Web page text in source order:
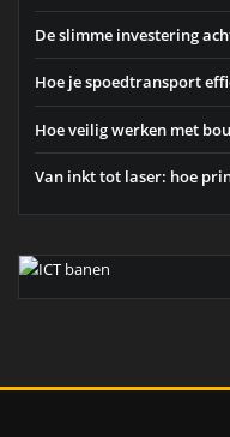
De slimme investering
Hoe je spoedtransport
Hoe veilig werken met
Van inkt tot laser: hoe